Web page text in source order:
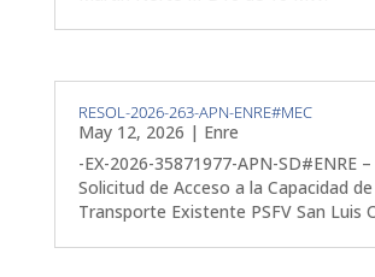
RESOL-2026-263-APN-ENRE#MEC
May 12, 2026 | Enre
-EX-2026-35871977-APN-SD#ENRE –
Solicitud de Acceso a la Capacidad de
Transporte Existente PSFV San Luis